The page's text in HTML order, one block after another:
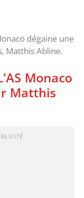
dégaine une
Matthis Abline.
Monaco
Matthis